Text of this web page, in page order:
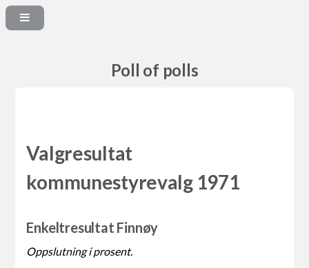
Poll of polls
Valgresultat
kommunestyrevalg 1971
Enkeltresultat Finnøy
Oppslutning i prosent.